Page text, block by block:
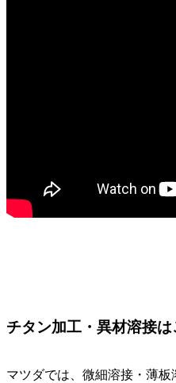
チタン加工・異材溶接は
マツダでは、微細溶接・薄板